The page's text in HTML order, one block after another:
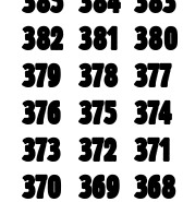
382 381 380
379 378 377
376 375 374
373 372 371
370 369 368